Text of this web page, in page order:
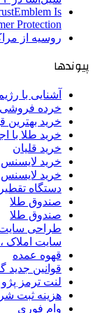
Is
Protection
روسیه از
پیوندها
آشنایی با
خرده
خرید بهترین
خرید طلا با
خرید قلیان
خرید
خرید
دستگاه
صندوق طلا
صندوق طلا
طراحی
سایت
قهوه عمده
قوانین جدید
لنت ترمز پژو 405
هزینه ثبت
وام فوری